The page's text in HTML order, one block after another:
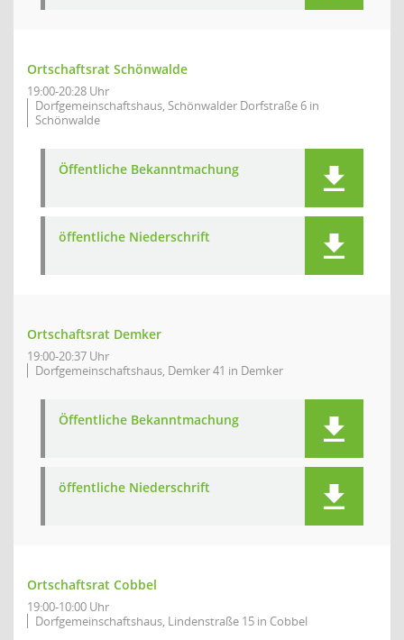
Ortschaftsrat Schönwalde
19:00-20:28 Uhr
Dorfgemeinschaftshaus, Schönwalder Dorfstraße 6 in
Schönwalde
Öffentliche Bekanntmachung
öffentliche Niederschrift
Ortschaftsrat Demker
19:00-20:37 Uhr
Dorfgemeinschaftshaus, Demker 41 in Demker
Öffentliche Bekanntmachung
öffentliche Niederschrift
Ortschaftsrat Cobbel
19:00-10:00 Uhr
Dorfgemeinschaftshaus, Lindenstraße 15 in Cobbel